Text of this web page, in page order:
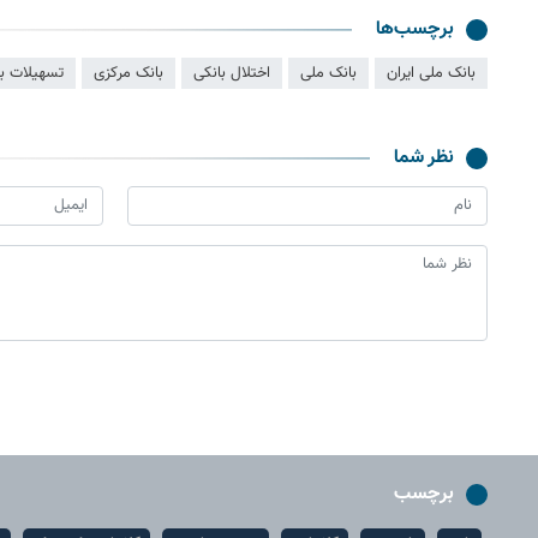
برچسب‌ها
بانک ملی ایران بانک ملی اختلال بانکی بانک مرکزی تسهیلات
نظر شما
برچسب